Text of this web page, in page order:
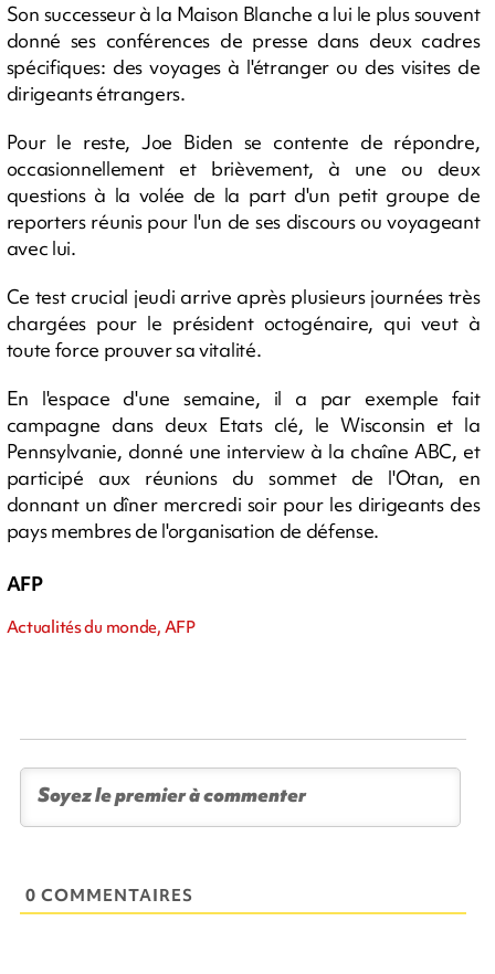
Son successeur à la Maison Blanche a lui le plus souvent
donné ses conférences de presse dans deux cadres
spécifiques: des voyages à l'étranger ou des visites de
dirigeants étrangers.
Pour le reste, Joe Biden se contente de répondre,
occasionnellement et brièvement, à une ou deux
questions à la volée de la part d'un petit groupe de
reporters réunis pour l'un de ses discours ou voyageant
avec lui.
Ce test crucial jeudi arrive après plusieurs journées très
chargées pour le président octogénaire, qui veut à
toute force prouver sa vitalité.
En l'espace d'une semaine, il a par exemple fait
campagne dans deux Etats clé, le Wisconsin et la
Pennsylvanie, donné une interview à la chaîne ABC, et
participé aux réunions du sommet de l'Otan, en
donnant un dîner mercredi soir pour les dirigeants des
pays membres de l'organisation de défense.
AFP
Actualités du monde, AFP
0 COMMENTAIRES